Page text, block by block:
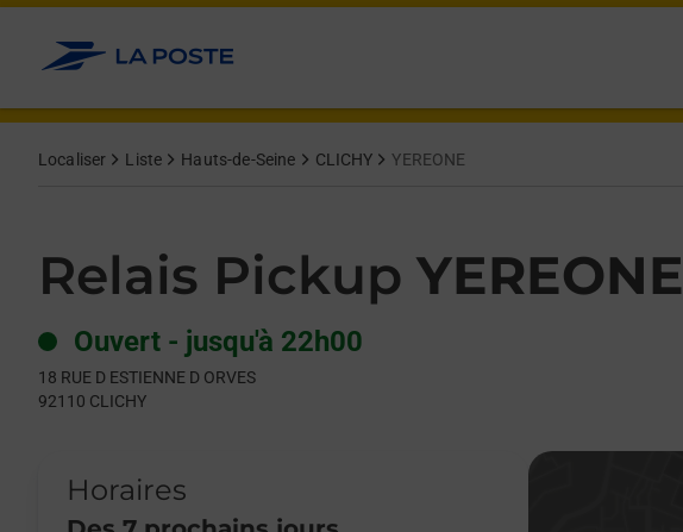
Allez au contenu
Localiser Liste Hauts-de-Seine CLICHY YEREONE
Relais Pickup YEREONE
Ouvert - jusqu'à 22h00
18 RUE D ESTIENNE D ORVES
92110 CLICHY
Horaires
Day of the WeekHours
Get directions to Relais Pickup at 18 RUE D ESTIENNE D ORVES CLICHY,
lien s'ouvre dans un nouvel onglet